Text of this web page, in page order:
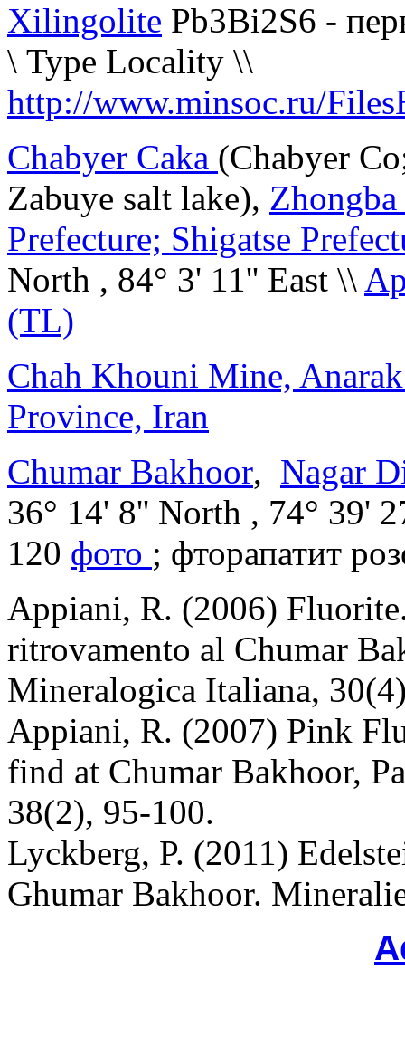
Xilingolite Pb3Bi2S6 -
\ Type Locality \\
http://www.minsoc.ru/
Chabyer Caka (Chabyer
Zabuye salt lake),
Prefecture; Shigatse
North , 84° 3' 11'' East \\
(TL)
Chah Khouni Mine,
Province, Iran
Chumar Bakhoor, Nagar
36° 14' 8'' North , 74° 39'
120 фото ; фторапатит
Appiani, R. (2006)
ritrovamento al Chumar
Mineralogica Italiana,
Appiani, R. (2007) Pink
find at Chumar Bakhoor,
38(2), 95-100.
Lyckberg, P. (2011)
Ghumar Bakhoor.